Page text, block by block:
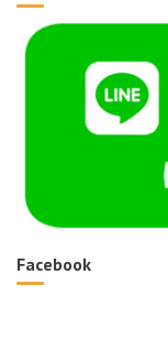
Facebook